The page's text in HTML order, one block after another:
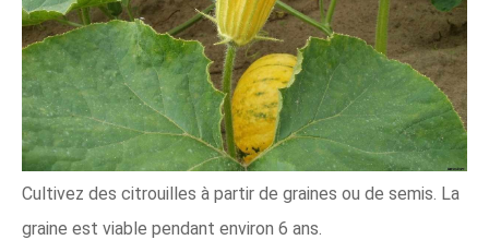
Cultivez des citrouilles à partir de graines ou de semis. La
graine est viable pendant environ 6 ans.